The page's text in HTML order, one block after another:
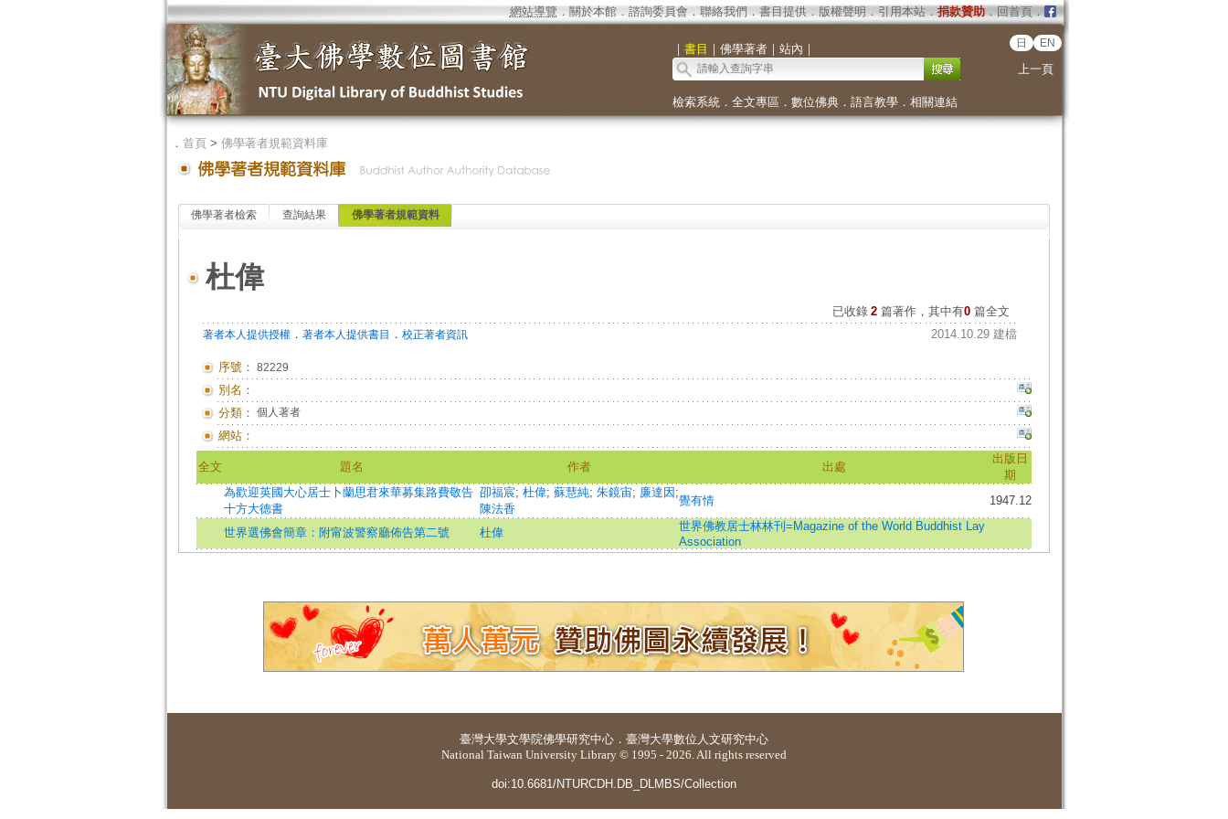
網站導覽 ． 關於本館． 諮詢委員會． 聯絡我們 ． 書目提供． 版權聲明 ． 引用本站． 捐款贊助．回首頁．
｜ 書目 ｜ 佛學著者｜ 站內 ｜ 日 EN
上一頁
檢索系統． 全文專區 ． 數位佛典． 語言教學． 相關連結
． 首頁> 佛學著者規範資料庫
佛學著者檢索 查詢結果 佛學著者規範資料
杜偉
已收錄 2 篇著作，其中有0篇全文
著者本人提供授權． 著者本人提供書目 ． 校正著者資訊 2014.10.29 建檔
序號： 82229
別名：
分類： 個人著者
網站：
全文 題名 作者 出處
出版日
期
為歡迎英國大心居士卜蘭思君來華募集路費敬告
十方大德書
卲福宸; 杜偉; 蘇慧純; 朱鏡宙; 廉達因 ;
陳法香
覺有情 1947.12
世界選佛會簡章：附甯波警察廳佈告第二號 杜偉
世界佛教居士林林刊=Magazine of the World Buddhist Lay
Association
臺灣大學文學院佛學研究中心 ． 臺灣大學數位人文研究中心
National Taiwan University Library © 1995 - 2026. All rights reserved
doi:10.6681/NTURCDH.DB_DLMBS/Collection